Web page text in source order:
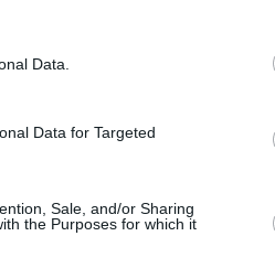
Data.
Data for Targeted
Sale, and/or Sharing
the Purposes for which it